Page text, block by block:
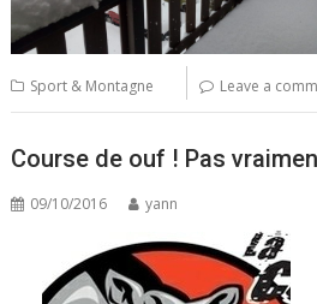
Sport & Montagne Leave a
Course de ouf ! Pas
09/10/2016 yann